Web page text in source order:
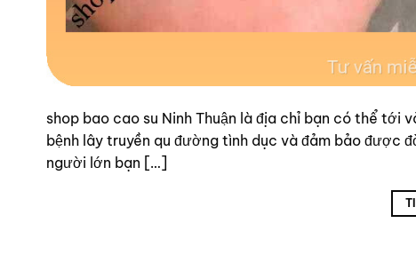
shop bao cao su Ninh Thuận là địa chỉ bạn có thể tới
bệnh lây truyền qu đường tình dục và đảm bảo được
người lớn bạn […]